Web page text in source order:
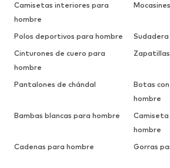
Camisetas interiores para
hombre
Polos deportivos para hombre
Sudadera
Cinturones de cuero para
hombre
Pantalones de chándal
Botas
hombre
Bambas blancas para hombre
Camiseta
hombre
Cadenas para hombre
Gorras